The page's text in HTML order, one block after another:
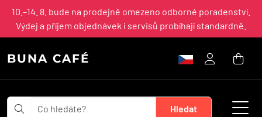
10.–14. 8. bude na prodejně omezeno odborné poradenství.
Výdej a příjem objednávek i servisů probíhají standardně.
BUNA CAFÉ